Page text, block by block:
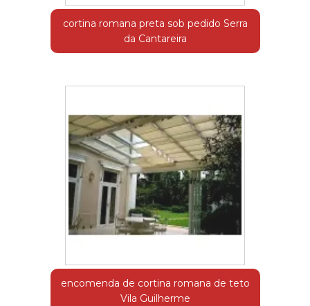
cortina romana preta sob pedido Serra
da Cantareira
encomenda de cortina romana de teto
Vila Guilherme